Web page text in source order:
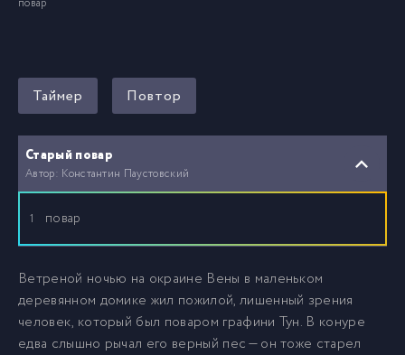
повар
Таймер Повтор
Старый повар
Автор: Константин Паустовский
1 повар
Ветреной ночью на окраине Вены в маленьком
деревянном домике жил пожилой, лишенный зрения
человек, который был поваром графини Тун. В конуре
едва слышно рычал его верный пес — он тоже старел